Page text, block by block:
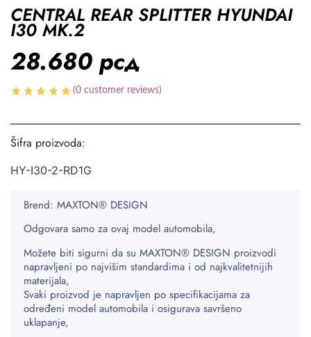
CENTRAL REAR SPLITTER HYUNDAI
I30 MK.2
28.680 рсд
(0 customer reviews)
Šifra proizvoda:
HY-I30-2-RD1G
Brend: MAXTON® DESIGN
Odgovara samo za ovaj model automobila,
Možete biti sigurni da su MAXTON® DESIGN proizvodi
napravljeni po najvišim standardima i od najkvalitetnijih
materijala,
Svaki proizvod je napravljen po specifikacijama za
određeni model automobila i osigurava savršeno
uklapanje,